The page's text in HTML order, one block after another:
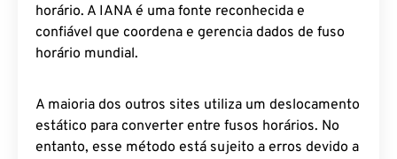
horário. A IANA é uma fonte reconhecida e
confiável que coordena e gerencia dados de fuso
horário mundial.
A maioria dos outros sites utiliza um deslocamento
estático para converter entre fusos horários. No
entanto, esse método está sujeito a erros devido a